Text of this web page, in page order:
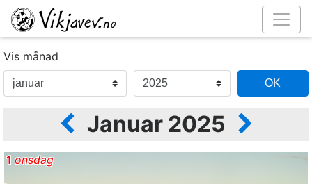
Vis månad
Januar 2025
1 onsdag